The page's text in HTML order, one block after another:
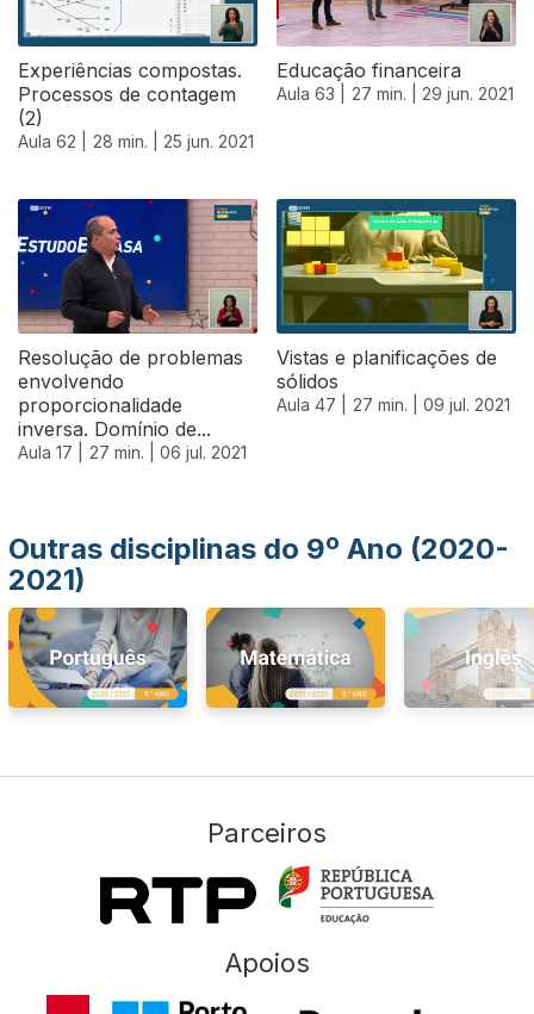
Experiências compostas.
Processos de contagem
(2)
Aula 62 | 28 min. | 25 jun. 2021
Educação financeira
Aula 63 | 27 min. | 29 jun. 2021
Resolução de problemas
envolvendo
proporcionalidade
inversa. Domínio de...
Aula 17 | 27 min. | 06 jul. 2021
Vistas e planificações de
sólidos
Aula 47 | 27 min. | 09 jul. 2021
556647
Outras disciplinas do 9º Ano (2020-
2021)
Parceiros
Apoios